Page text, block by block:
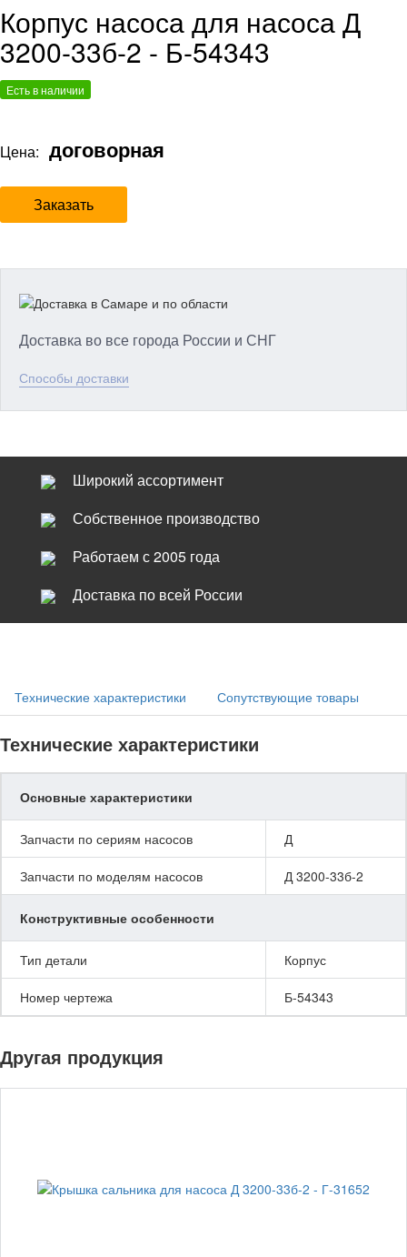
Корпус насоса для насоса Д
3200-33б-2 - Б-54343
Есть в наличии
Цена: договорная
Заказать
Доставка во все города России и СНГ
Способы доставки
Широкий ассортимент
Собственное производство
Работаем с 2005 года
Доставка по всей России
Технические характеристики Сопутствующие товары
Технические характеристики
Основные характеристики
Запчасти по сериям насосов Д
Запчасти по моделям насосов Д 3200-33б-2
Конструктивные особенности
Тип детали Корпус
Номер чертежа Б-54343
Другая продукция